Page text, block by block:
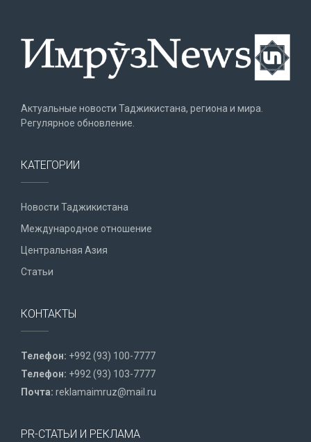
Актуальные новости Таджикистана, региона и мира.
Регулярное обновление.
КАТЕГОРИИ
Новости Таджикистана
Международное отношение
Центральная Азия
Статьи
КОНТАКТЫ
Телефон: +992 (93) 100-7777
Телефон: +992 (93) 103-7777
Почта: reklamaimruz@mail.ru
PR-СТАТЬИ И РЕКЛАМА